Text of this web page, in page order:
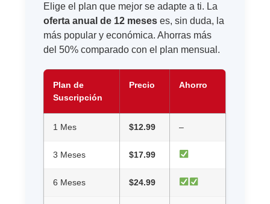
Elige el plan que mejor se adapte a ti. La
oferta anual de 12 meses es, sin duda, la
más popular y económica. Ahorras más
del 50% comparado con el plan mensual.
Plan de
Suscripción
Precio Ahorro
1 Mes $12.99 –
3 Meses $17.99
6 Meses $24.99